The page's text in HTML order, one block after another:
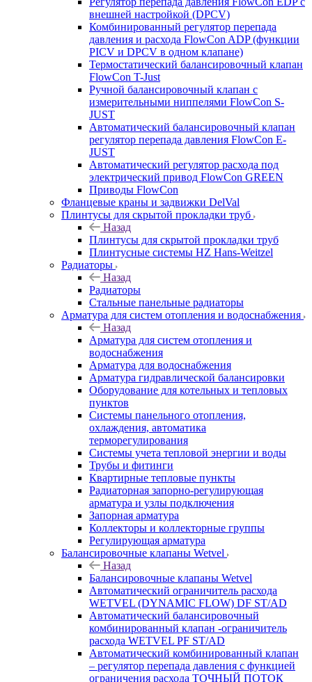
внешней настройкой (DPCV)
Комбинированный регулятор перепада
давления и расхода FlowСon ADP (функции
PICV и DPCV в одном клапане)
Термостатический балансировочный клапан
FlowСon T-Just
Ручной балансировочный клапан с
измерительными ниппелями FlowСon S-
JUST
Автоматический балансировочный клапан
регулятор перепада давления FlowСon E-
JUST
Автоматический регулятор расхода под
электрический привод FlowСon GREEN
Приводы FlowCon
Фланцевые краны и задвижки DelVal
Плинтусы для скрытой прокладки труб
Назад
Плинтусы для скрытой прокладки труб
Плинтусные системы HZ Hans-Weitzel
Радиаторы
Назад
Радиаторы
Стальные панельные радиаторы
Арматура для систем отопления и водоснабжения
Назад
Арматура для систем отопления и
водоснабжения
Арматура для водоснабжения
Арматура гидравлической балансировки
Оборудование для котельных и тепловых
пунктов
Системы панельного отопления,
охлаждения, автоматика
терморегулирования
Системы учета тепловой энергии и воды
Трубы и фитинги
Квартирные тепловые пункты
Радиаторная запорно-регулирующая
арматура и узлы подключения
Запорная арматура
Коллекторы и коллекторные группы
Регулирующая арматура
Балансировочные клапаны Wetvel
Назад
Балансировочные клапаны Wetvel
Автоматический ограничитель расхода
WETVEL (DYNAMIC FLOW) DF ST/AD
Автоматический балансировочный
комбинированный клапан -ограничитель
расхода WETVEL PF ST/AD
Автоматический комбинированный клапан
– регулятор перепада давления с функцией
ограничения расхода ТОЧНЫЙ ПОТОК